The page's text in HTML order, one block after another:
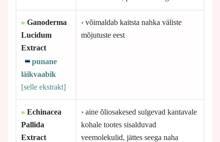
» Ganoderma
Lucidum
Extract
punane
läikvaabik
[selle ekstrakt]
› võimaldab kaitsta nahka väliste
mõjutuste eest
» Echinacea
Pallida
Extract
› aine õliosakesed sulgevad kantavale
kohale tootes sisalduvad
veemolekulid, jättes seega naha